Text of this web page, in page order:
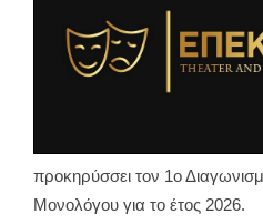
προκηρύσσει τον 1ο
Μονολόγου για το έτος 2026.